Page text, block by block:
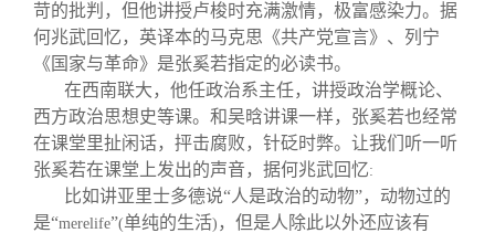
苛的批判，但他讲授卢梭时充满激情，极富感染力。据
何兆武回忆，英译本的马克思《共产党宣言》、列宁
《国家与革命》是张奚若指定的必读书。
在西南联大，他任政治系主任，讲授政治学概论、
西方政治思想史等课。和吴晗讲课一样，张奚若也经常
在课堂里扯闲话，抨击腐败，针砭时弊。让我们听一听
张奚若在课堂上发出的声音，据何兆武回忆:
比如讲亚里士多德说“人是政治的动物”，动物过的
是“merelife”(单纯的生活) ，但是人除此以外还应该有